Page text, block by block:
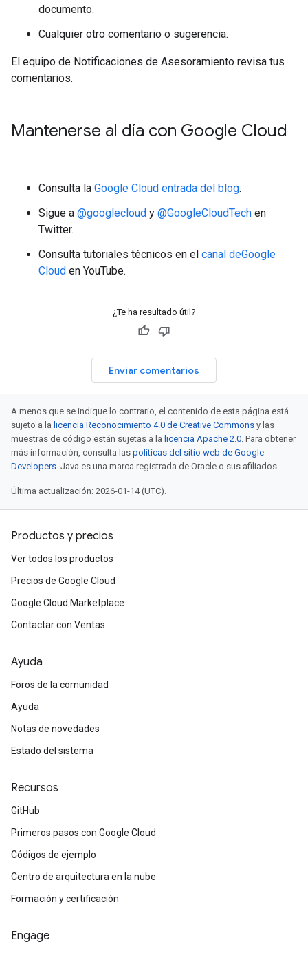
documento.
Cualquier otro comentario o sugerencia.
El equipo de Notificaciones de Asesoramiento revisa tus
comentarios.
Mantenerse al día con Google Cloud
Consulta la Google Cloud entrada del blog.
Sigue a @googlecloud y @GoogleCloudTech en
Twitter.
Consulta tutoriales técnicos en el canal deGoogle
Cloud en YouTube.
¿Te ha resultado útil?
Enviar comentarios
A menos que se indique lo contrario, el contenido de esta página está
sujeto a la licencia Reconocimiento 4.0 de Creative Commons y las
muestras de código están sujetas a la licencia Apache 2.0. Para obtener
más información, consulta las políticas del sitio web de Google
Developers. Java es una marca registrada de Oracle o sus afiliados.
Última actualización: 2026-01-14 (UTC).
Productos y precios
Ver todos los productos
Precios de Google Cloud
Google Cloud Marketplace
Contactar con Ventas
Ayuda
Foros de la comunidad
Ayuda
Notas de novedades
Estado del sistema
Recursos
GitHub
Primeros pasos con Google Cloud
Códigos de ejemplo
Centro de arquitectura en la nube
Formación y certificación
Engage